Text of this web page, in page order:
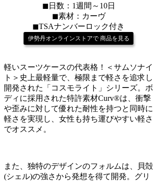
◼︎日数：1週間～10日
◼︎素材：カーヴ
◼︎TSAナンバーロック付き
伊勢丹オンラインストアで 商品を見る
軽いスーツケースの代表格！＜サムソナイ
ト＞史上最軽量で、極限まで軽さを追求し
開発された「コスモライト」シリーズ。ボ
ディに採用された特許素材Curv®️は、衝撃
や歪みに対して優れた耐性を持つと同時に
軽さを実現し、女性も持ち運びやすい軽さ
でオススメ。
また、独特のデザインのフォルムは、貝殻
(シェル)の強さから発想を得て開発。グリ